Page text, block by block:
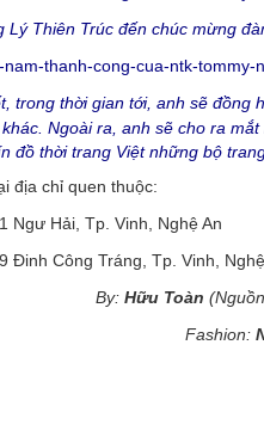
Lý Thiên Trúc đến chúc mừng
trong thời gian tới, anh sẽ đồng
Ngoài ra, anh sẽ cho ra
đồ thời trang Việt những bộ
địa chỉ quen thuộc:
Ngư Hải, Tp. Vinh, Nghệ An
Đinh Công Tráng, Tp. Vinh,
By: Hữu Toàn
Fashion: